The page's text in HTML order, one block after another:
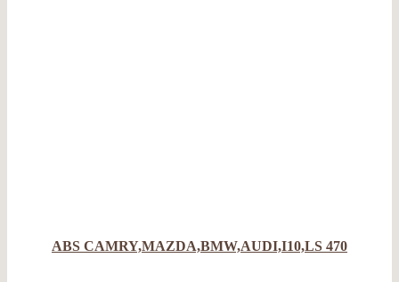
ABS CAMRY,MAZDA,BMW,AUDI,I10,LS 470